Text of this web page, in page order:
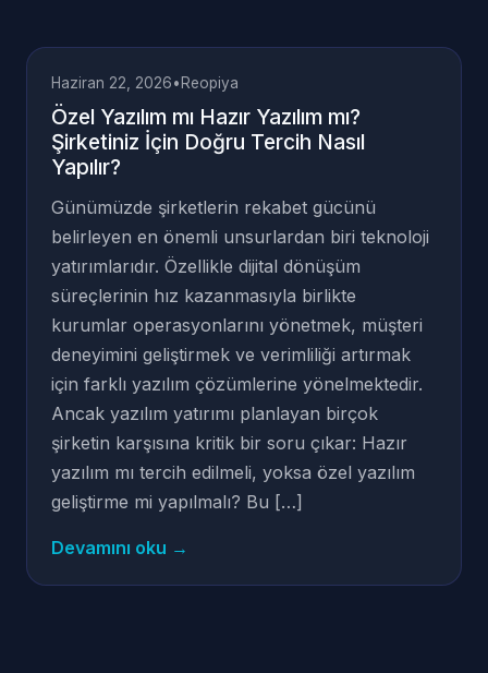
Haziran 22, 2026• Reopiya
Özel Yazılım mı Hazır Yazılım mı?
Şirketiniz İçin Doğru Tercih Nasıl
Yapılır?
Günümüzde şirketlerin rekabet gücünü
belirleyen en önemli unsurlardan biri teknoloji
yatırımlarıdır. Özellikle dijital dönüşüm
süreçlerinin hız kazanmasıyla birlikte
kurumlar operasyonlarını yönetmek, müşteri
deneyimini geliştirmek ve verimliliği artırmak
için farklı yazılım çözümlerine yönelmektedir.
Ancak yazılım yatırımı planlayan birçok
şirketin karşısına kritik bir soru çıkar: Hazır
yazılım mı tercih edilmeli, yoksa özel yazılım
geliştirme mi yapılmalı? Bu […]
Devamını oku →